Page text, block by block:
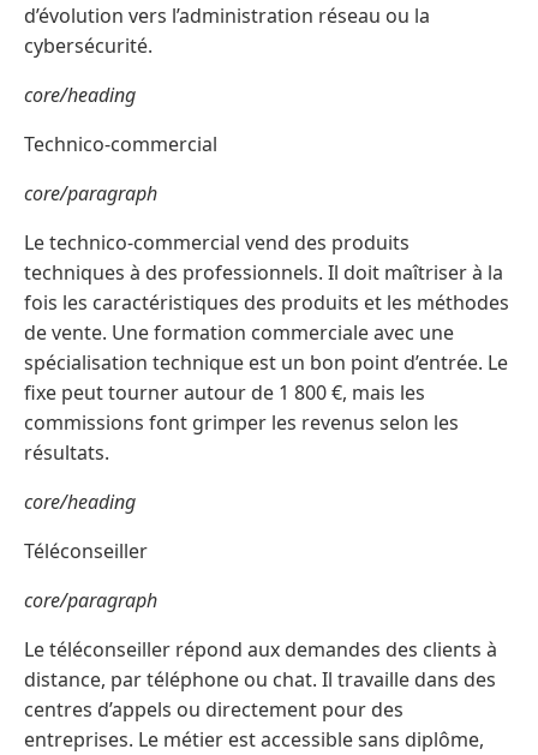
d’évolution vers l’administration réseau ou la
cybersécurité.
core/heading
Technico-commercial
core/paragraph
Le technico-commercial vend des produits
techniques à des professionnels. Il doit maîtriser à la
fois les caractéristiques des produits et les méthodes
de vente. Une formation commerciale avec une
spécialisation technique est un bon point d’entrée. Le
fixe peut tourner autour de 1 800 €, mais les
commissions font grimper les revenus selon les
résultats.
core/heading
Téléconseiller
core/paragraph
Le téléconseiller répond aux demandes des clients à
distance, par téléphone ou chat. Il travaille dans des
centres d’appels ou directement pour des
entreprises. Le métier est accessible sans diplôme,